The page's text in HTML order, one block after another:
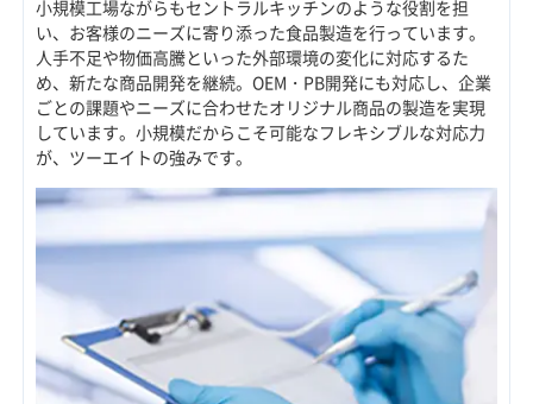
小規模工場ながらもセントラルキッチンのような役割を担
い、お客様のニーズに寄り添った食品製造を行っています。
人手不足や物価高騰といった外部環境の変化に対応するた
め、新たな商品開発を継続。OEM・PB開発にも対応し、企業
ごとの課題やニーズに合わせたオリジナル商品の製造を実現
しています。小規模だからこそ可能なフレキシブルな対応力
が、ツーエイトの強みです。